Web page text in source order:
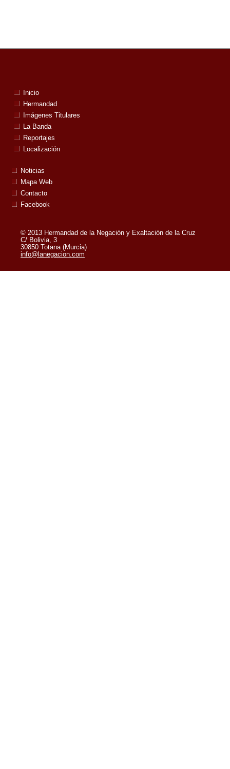
Inicio
Hermandad
Imágenes Titulares
La Banda
Reportajes
Localización
Noticias
Mapa Web
Contacto
Facebook
© 2013 Hermandad de la Negación y Exaltación de la Cruz
C/ Bolivia, 3
30850 Totana (Murcia)
info@lanegacion.com